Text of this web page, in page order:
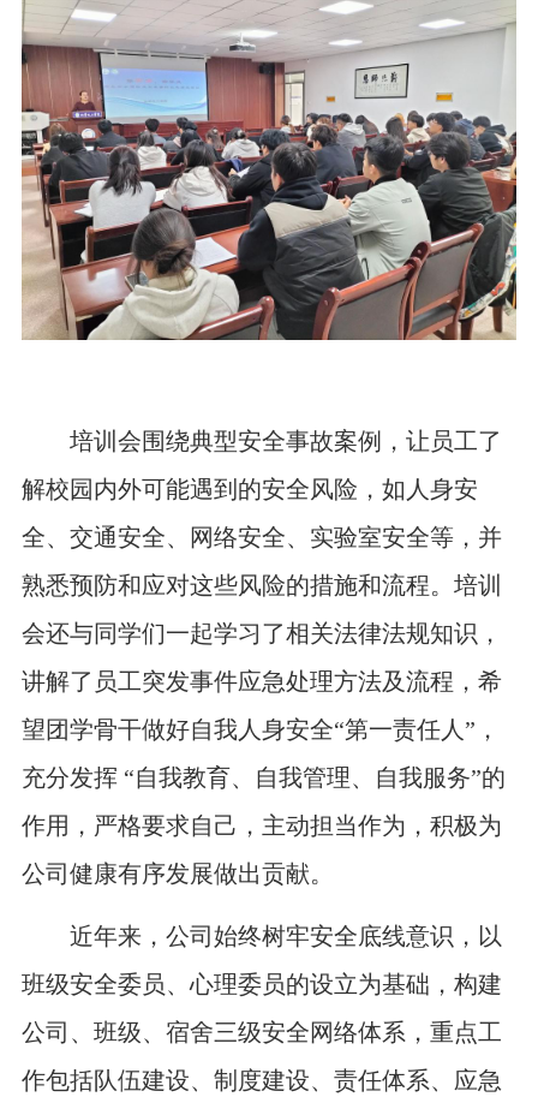
培训会围绕典型安全事故案例，让员工了
解校园内外可能遇到的安全风险，如人身安
全、交通安全、网络安全、实验室安全等，并
熟悉预防和应对这些风险的措施和流程。培训
会还与同学们一起学习了相关法律法规知识，
讲解了员工突发事件应急处理方法及流程，希
望团学骨干做好自我人身安全“第一责任人”，
充分发挥 “自我教育、自我管理、自我服务”的
作用，严格要求自己，主动担当作为，积极为
公司健康有序发展做出贡献。
近年来，公司始终树牢安全底线意识，以
班级安全委员、心理委员的设立为基础，构建
公司、班级、宿舍三级安全网络体系，重点工
作包括队伍建设、制度建设、责任体系、应急